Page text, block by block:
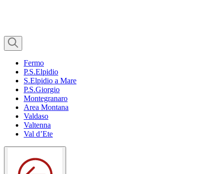
Fermo
P.S.Elpidio
S.Elpidio a Mare
P.S.Giorgio
Montegranaro
Area Montana
Valdaso
Valtenna
Val d’Ete